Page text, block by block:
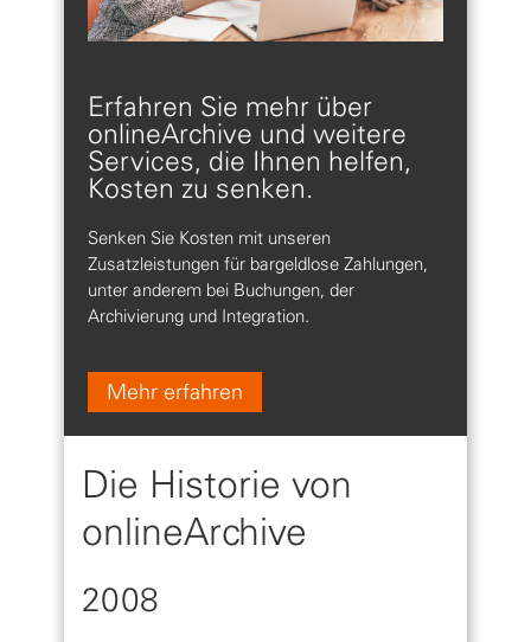
Erfahren Sie mehr über
onlineArchive und weitere
Services, die Ihnen helfen,
Kosten zu senken.
Senken Sie Kosten mit unseren
Zusatzleistungen für bargeldlose Zahlungen,
unter anderem bei Buchungen, der
Archivierung und Integration.
Mehr erfahren
Die Historie von
onlineArchive
2008